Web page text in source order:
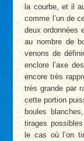
la courbe, et il
comme l’un de
deux ordonnées
au nombre de
venons de
enclore l’axe
encore très
très grande par
cette portion
boules
tirages
le cas où l’on